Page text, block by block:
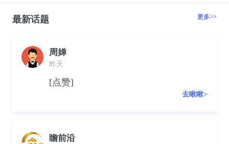
最新话题 更多>>
周婵
昨天
[点赞]
去瞅瞅>
瞻前沿